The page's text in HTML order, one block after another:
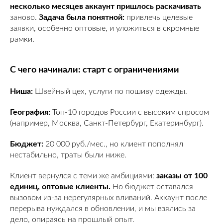
несколько месяцев аккаунт пришлось раскачивать
заново. Задача была понятной: привлечь целевые
заявки, особенно оптовые, и уложиться в скромные
рамки.
С чего начинали: старт с ограничениями
Ниша: Швейный цех, услуги по пошиву одежды.
География: Топ-10 городов России с высоким спросом
(например, Москва, Санкт-Петербург, Екатеринбург).
Бюджет: 20 000 руб./мес., но клиент пополнял
нестабильно, траты были ниже.
Клиент вернулся с теми же амбициями: заказы от 100
единиц, оптовые клиенты. Но бюджет оставался
вызовом из-за нерегулярных вливаний. Аккаунт после
перерыва нуждался в обновлении, и мы взялись за
дело, опираясь на прошлый опыт.